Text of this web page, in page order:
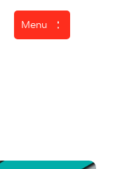
Menu